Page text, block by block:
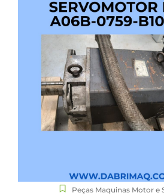
Peças Maquinas Motor e